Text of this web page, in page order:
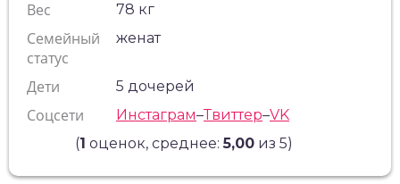
Вес 78 кг
Семейный
статус
женат
Дети 5 дочерей
Соцсети Инстаграм–Твиттер–VK
(1 оценок, среднее:5,00 из 5)